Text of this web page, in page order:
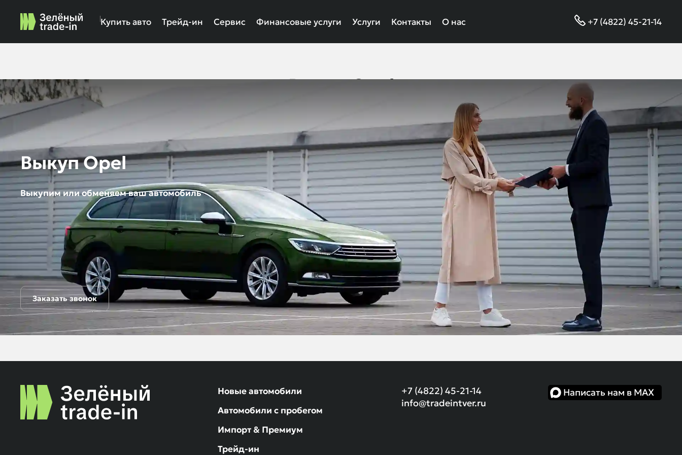
Купить авто Трейд-ин Сервис Финансовые услуги Услуги Контакты О нас +7 (4822) 45-21-14
Выкуп Opel
Выкуп Opel
Выкупим или обменяем ваш автомобиль
Заказать звонок
Написать нам в MAX
+7 (4822) 45-21-14
info@tradeintver.ru
Новые автомобили
Автомобили с пробегом
Импорт & Премиум
Трейд-ин